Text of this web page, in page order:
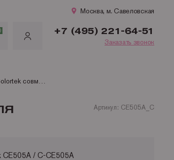
Москва, м. Савеловская
+7 (495) 221-64-51
Заказать звонок
CE505A / C-CE505A Сolortek совместимый черный картридж для HP LJ P2030/ P2035/ P2050/ P2055 (2 300стр)
Артикул: CE505A_C
/ C-CE505A